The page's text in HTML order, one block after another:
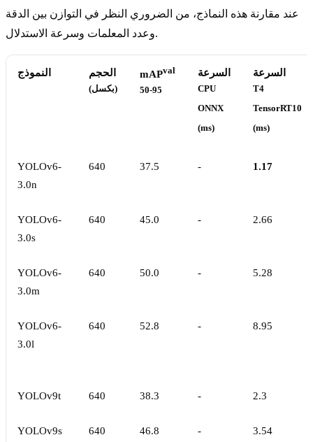
عند مقارنة هذه النماذج، من الضروري النظر في التوازن بين الدقة
وعدد المعلمات وسرعة الاستدلال.
النموذج الحجم
(بكسل)
mAPval
50-95
السرعة
CPU
ONNX
(ms)
السرعة
T4
TensorRT10
(ms)
YOLOv6-
3.0n
640 37.5 - 1.17
YOLOv6-
3.0s
640 45.0 - 2.66
YOLOv6-
3.0m
640 50.0 - 5.28
YOLOv6-
3.0l
640 52.8 - 8.95
YOLOv9t 640 38.3 - 2.3
YOLOv9s 640 46.8 - 3.54